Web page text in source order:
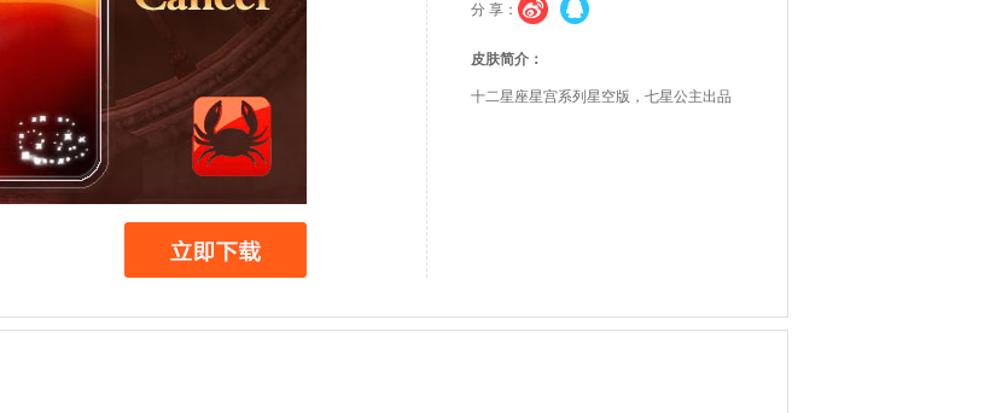
分 享：
皮肤简介：
十二星座星宫系列星空版，七星公主出品